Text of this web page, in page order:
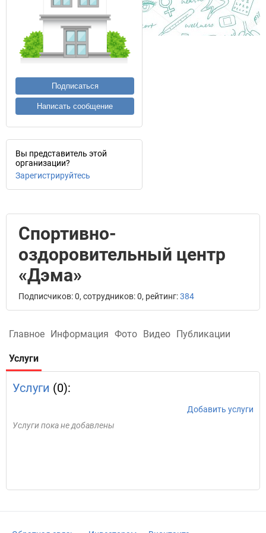
Подписаться
Написать сообщение
Вы представитель этой
организации?
Зарегистрируйтесь
Спортивно-
оздоровительный центр
«Дэма»
Подписчиков: 0, сотрудников: 0, рейтинг:384
Главное Информация Фото Видео Публикации
Услуги
Услуги (0):
Добавить услуги
Услуги пока не добавлены